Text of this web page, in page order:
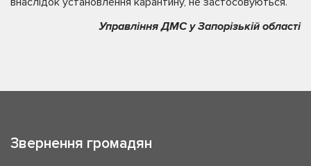
Управління ДМС у Запорізькій області
Звернення громадян